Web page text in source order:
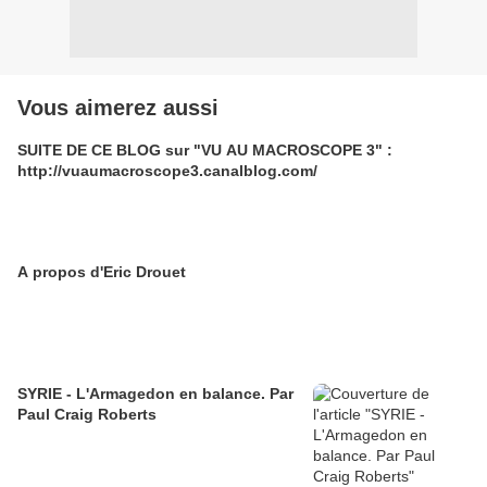
Vous aimerez aussi
SUITE DE CE BLOG sur "VU AU MACROSCOPE 3" :
http://vuaumacroscope3.canalblog.com/
A propos d'Eric Drouet
SYRIE - L'Armagedon en balance. Par
Paul Craig Roberts